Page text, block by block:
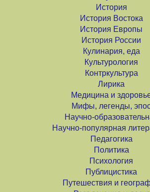
История
История Востока
История Европы
История России
Кулинария, еда
Культурология
Контркультура
Лирика
Медицина и
Мифы, легенды,
Научно-
Научно-популярная
Педагогика
Политика
Психология
Публицистика
Путешествия и